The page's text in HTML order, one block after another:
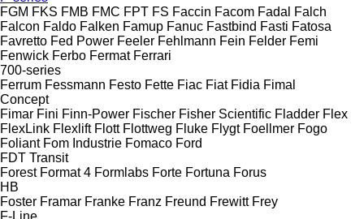
FGM FKS FMB FMC FPT FS Faccin Facom Fadal
Falch
Falcon Faldo Falken Famup Fanuc Fastbind Fasti Fatosa
Favretto Fed Power Feeler Fehlmann Fein Felder Femi
Fenwick Ferbo Fermat Ferrari
700-series
Ferrum Fessmann Festo Fette Fiac Fiat Fidia Fimal
Concept
Fimar Fini Finn-Power Fischer Fisher Scientific Fladder Flex
FlexLink Flexlift Flott Flottweg Fluke Flygt Foellmer Fogo
Foliant Fom Industrie Fomaco Ford
FDT Transit
Forest Format 4 Formlabs Forte Fortuna Forus
HB
Foster Framar Franke Franz Freund Frewitt Frey
F-Line